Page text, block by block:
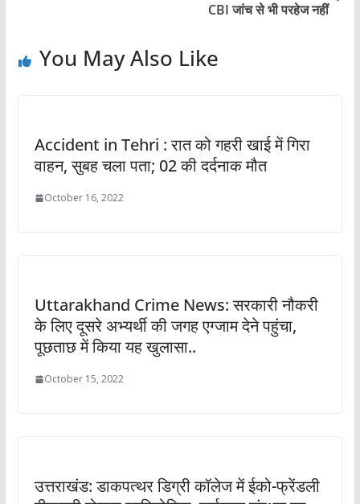
CBI जांच से भी परहेज नहीं
You May Also Like
Accident in Tehri : रात को गहरी खाई में गिरा
वाहन, सुबह चला पता; 02 की दर्दनाक मौत
October 16, 2022
Uttarakhand Crime News: सरकारी नौकरी
के लिए दूसरे अभ्यर्थी की जगह एग्जाम देने पहुंचा,
पूछताछ में किया यह खुलासा..
October 15, 2022
उत्तराखंड: डाकपत्थर डिग्री कॉलेज में ईको-फ्रेंडली